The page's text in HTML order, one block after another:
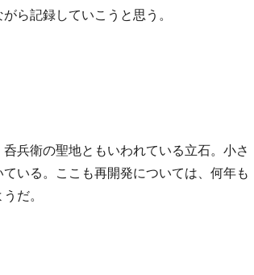
ら記録していこうと思う。
兵衛の聖地ともいわれている立石。小さ
いる。ここも再開発については、何年も
だ。